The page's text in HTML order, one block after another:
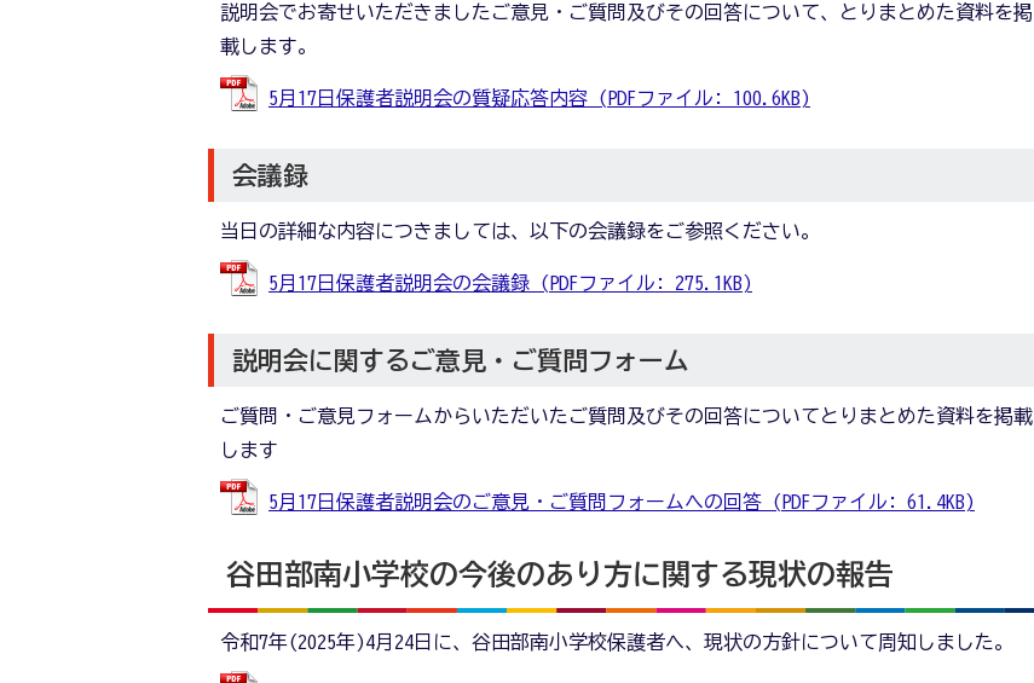
説明会でお寄せいただきましたご意見・ご質問及びその回答について、とりまとめた資料を掲
載します。
5月17日保護者説明会の質疑応答内容 (PDFファイル: 100.6KB)
会議録
当日の詳細な内容につきましては、以下の会議録をご参照ください。
5月17日保護者説明会の会議録 (PDFファイル: 275.1KB)
説明会に関するご意見・ご質問フォーム
ご質問・ご意見フォームからいただいたご質問及びその回答についてとりまとめた資料を掲載
します
5月17日保護者説明会のご意見・ご質問フォームへの回答 (PDFファイル: 61.4KB)
谷田部南小学校の今後のあり方に関する現状の報告
令和7年(2025年)4月24日に、谷田部南小学校保護者へ、現状の方針について周知しました。